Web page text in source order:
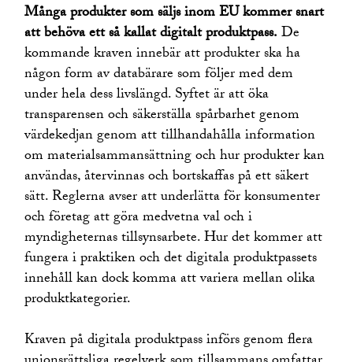
Många produkter som säljs inom EU kommer snart
att behöva ett så kallat digitalt produktpass.De
kommande kraven innebär att produkter ska ha
någon form av databärare som följer med dem
under hela dess livslängd. Syftet är att öka
transparensen och säkerställa spårbarhet genom
värdekedjan genom att tillhandahålla information
om materialsammansättning och hur produkter kan
användas, återvinnas och bortskaffas på ett säkert
sätt. Reglerna avser att underlätta för konsumenter
och företag att göra medvetna val och i
myndigheternas tillsynsarbete. Hur det kommer att
fungera i praktiken och det digitala produktpassets
innehåll kan dock komma att variera mellan olika
produktkategorier.
Kraven på digitala produktpass införs genom flera